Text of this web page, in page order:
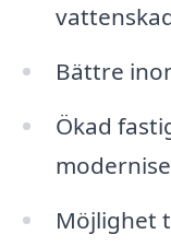
Bättre
Ökad
Möjlighet